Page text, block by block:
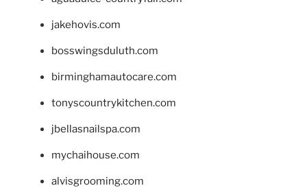
jakehovis.com
bosswingsduluth.com
birminghamautocare.com
tonyscountrykitchen.com
jbellasnailspa.com
mychaihouse.com
alvisgrooming.com